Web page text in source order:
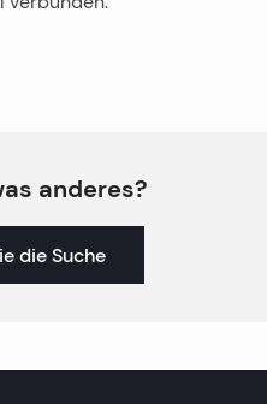
anderes?
die Suche